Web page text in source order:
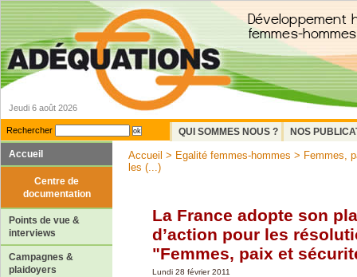
Jeudi 6 août 2026
Rechercher QUI SOMMES NOUS ?
NOS
Accueil
Centre de
documentation
Points de vue &
interviews
Campagnes &
plaidoyers
Accueil > Egalité femmes-hommes > Femmes,
les (...)
La France adopte son
d’action pour les
"Femmes, paix et
Lundi 28 février 2011